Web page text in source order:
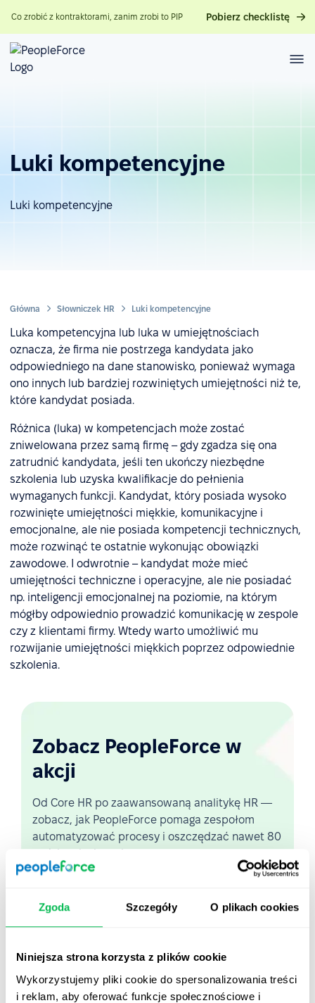
Zgoda Szczegóły O plikach cookies
Niniejsza strona korzysta z plików cookie
Wykorzystujemy pliki cookie do spersonalizowania treści
i reklam, aby oferować funkcje społecznościowe i
Co zrobić z kontraktorami, zanim zrobi to PIP Pobierz checklistę
Luki kompetencyjne
Luki kompetencyjne
Główna Słowniczek HR Luki kompetencyjne
Luka kompetencyjna lub luka w umiejętnościach
oznacza, że firma nie postrzega kandydata jako
odpowiedniego na dane stanowisko, ponieważ wymaga
ono innych lub bardziej rozwiniętych umiejętności niż te,
które kandydat posiada.
Różnica (luka) w kompetencjach może zostać
zniwelowana przez samą firmę – gdy zgadza się ona
zatrudnić kandydata, jeśli ten ukończy niezbędne
szkolenia lub uzyska kwalifikacje do pełnienia
wymaganych funkcji. Kandydat, który posiada wysoko
rozwinięte umiejętności miękkie, komunikacyjne i
emocjonalne, ale nie posiada kompetencji technicznych,
może rozwinąć te ostatnie wykonując obowiązki
zawodowe. I odwrotnie – kandydat może mieć
umiejętności techniczne i operacyjne, ale nie posiadać
np. inteligencji emocjonalnej na poziomie, na którym
mógłby odpowiednio prowadzić komunikację w zespole
czy z klientami firmy. Wtedy warto umożliwić mu
rozwijanie umiejętności miękkich poprzez odpowiednie
szkolenia.
Zobacz PeopleForce w
akcji
Od Core HR po zaawansowaną analitykę HR —
zobacz, jak PeopleForce pomaga zespołom
automatyzować procesy i oszczędzać nawet 80
godzin miesięcznie.
Zobacz demo na żywo